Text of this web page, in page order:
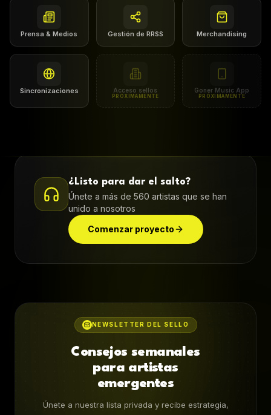
Prensa & Medios Gestión de RRSS Merchandising
Sincronizaciones Acceso sellos
PRÓXIMAMENTE
Goner Music App
PRÓXIMAMENTE
¿Listo para dar el salto?
Únete a más de 560 artistas que se han
unido a nosotros
Comenzar proyecto
NEWSLETTER DEL SELLO
Consejos semanales
para artistas
emergentes
Únete a nuestra lista privada y recibe estrategia,